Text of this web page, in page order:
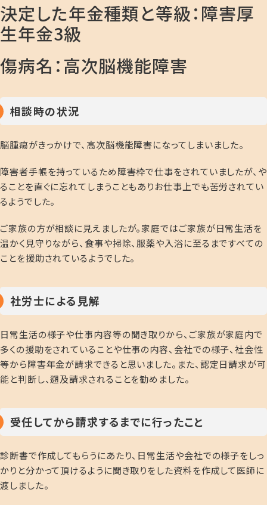
決定した年金種類と等級：障害厚
生年金3級
傷病名：高次脳機能障害
相談時の状況
脳腫瘍がきっかけで、高次脳機能障害になってしまいました。
障害者手帳を持っているため障害枠で仕事をされていましたが、や
ることを直ぐに忘れてしまうこともありお仕事上でも苦労されてい
るようでした。
ご家族の方が相談に見えましたが。家庭ではご家族が日常生活を
温かく見守りながら、食事や掃除、服薬や入浴に至るまですべての
ことを援助されているようでした。
社労士による見解
日常生活の様子や仕事内容等の聞き取りから、ご家族が家庭内で
多くの援助をされていることや仕事の内容、会社での様子、社会性
等から障害年金が請求できると思いました。また、認定日請求が可
能と判断し、遡及請求されることを勧めました。
受任してから請求するまでに行ったこと
診断書で作成してもらうにあたり、日常生活や会社での様子をしっ
かりと分かって頂けるように聞き取りをした資料を作成して医師に
渡しました。